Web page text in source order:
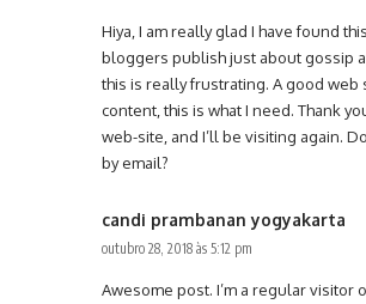
Hiya, I am really glad I have found
bloggers publish just about gossip
this is really frustrating. A good web
content, this is what I need. Thank
web-site, and I’ll be visiting again.
by email?
candi prambanan yogyakarta
outubro 28, 2018 às 5:12 pm
Awesome post. I’m a regular visitor